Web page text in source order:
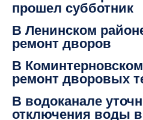
прошел субботник
В Ленинском
ремонт дворов
В
ремонт дворовых
В водоканале
отключения воды